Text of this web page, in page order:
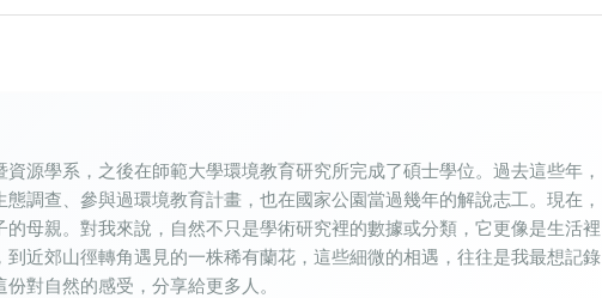
源學系，之後在師範大學環境教育研究所完成了碩士學位。過去這些年，
調查、參與過環境教育計畫，也在國家公園當過幾年的解說志工。現在，
母親。對我來說，自然不只是學術研究裡的數據或分類，它更像是生活裡
近郊山徑轉角遇見的一株稀有蘭花，這些細微的相遇，往往是我最想記錄
對自然的感受，分享給更多人。